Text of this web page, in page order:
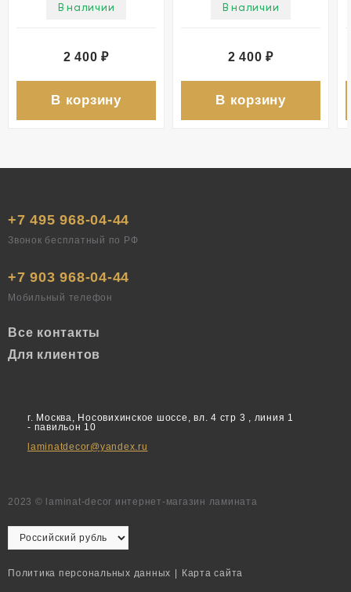
В наличии
2 400₽
В корзину
В наличии
2 400₽
В корзину
+7 495 968-04-44
Звонок бесплатный по РФ
+7 903 968-04-44
Мобильный телефон
Все контакты
Для клиентов
г. Москва, Носовихинское шоссе, вл. 4 стр 3 , линия 1
- павильон 10
laminatdecor@yandex.ru
2023 © laminat-decor интернет-магазин ламината
Политика персональных данных | Карта сайта